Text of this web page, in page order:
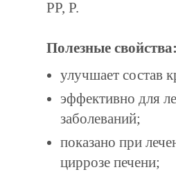
PP, P.
Полезные
улучшает состав
эффективно для
заболеваний;
показано при
циррозе печени;